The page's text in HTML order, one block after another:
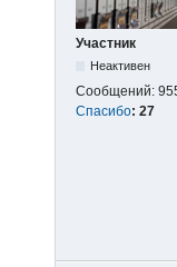
Участник
Неактивен
Сообщений:
Спасибо: 27